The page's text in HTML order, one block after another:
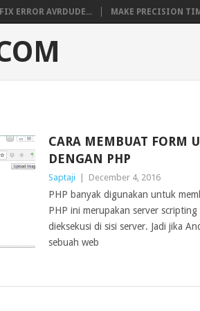
ERROR AVRDUDE... MAKE PRECISION
CARA MEMBUAT FORM
DENGAN PHP
Saptaji December 4, 2016
PHP banyak digunakan untuk
PHP ini merupakan server
dieksekusi di sisi server. Jadi jika
sebuah web